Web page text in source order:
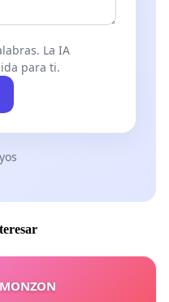
La IA
para ti.
MONZON